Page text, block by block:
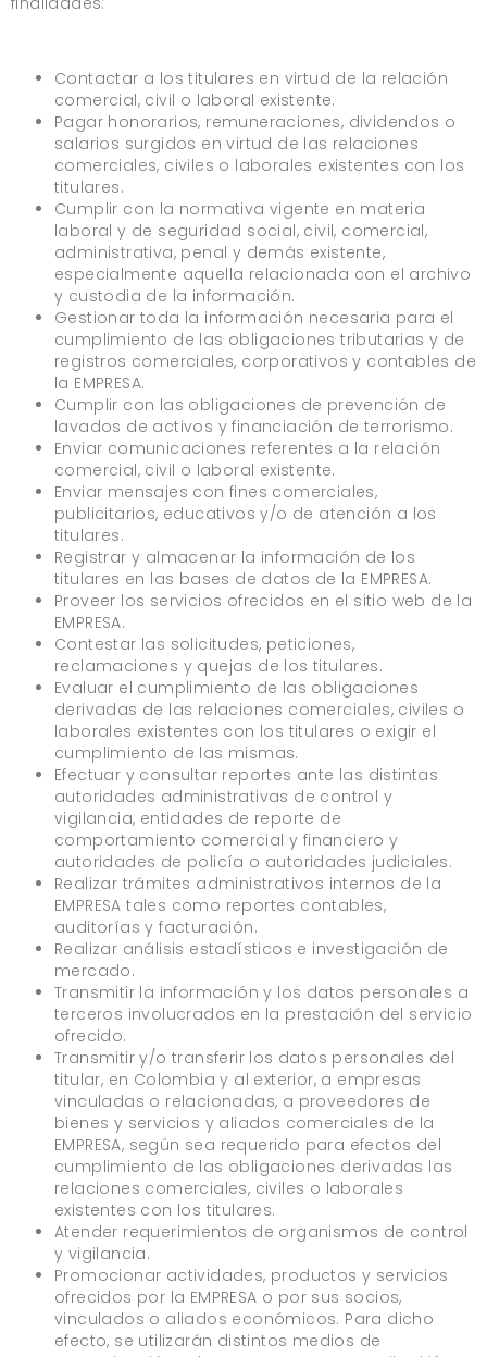
Contactar a los titulares en virtud de la relación
comercial, civil o laboral existente.
Pagar honorarios, remuneraciones, dividendos o
salarios surgidos en virtud de las relaciones
comerciales, civiles o laborales existentes con los
titulares.
Cumplir con la normativa vigente en materia
laboral y de seguridad social, civil, comercial,
administrativa, penal y demás existente,
especialmente aquella relacionada con el archivo
y custodia de la información.
Gestionar toda la información necesaria para el
cumplimiento de las obligaciones tributarias y de
registros comerciales, corporativos y contables de
la EMPRESA.
Cumplir con las obligaciones de prevención de
lavados de activos y financiación de terrorismo.
Enviar comunicaciones referentes a la relación
comercial, civil o laboral existente.
Enviar mensajes con fines comerciales,
publicitarios, educativos y/o de atención a los
titulares.
Registrar y almacenar la información de los
titulares en las bases de datos de la EMPRESA.
Proveer los servicios ofrecidos en el sitio web de la
EMPRESA.
Contestar las solicitudes, peticiones,
reclamaciones y quejas de los titulares.
Evaluar el cumplimiento de las obligaciones
derivadas de las relaciones comerciales, civiles o
laborales existentes con los titulares o exigir el
cumplimiento de las mismas.
Efectuar y consultar reportes ante las distintas
autoridades administrativas de control y
vigilancia, entidades de reporte de
comportamiento comercial y financiero y
autoridades de policía o autoridades judiciales.
Realizar trámites administrativos internos de la
EMPRESA tales como reportes contables,
auditorías y facturación.
Realizar análisis estadísticos e investigación de
mercado.
Transmitir la información y los datos personales a
terceros involucrados en la prestación del servicio
ofrecido.
Transmitir y/o transferir los datos personales del
titular, en Colombia y al exterior, a empresas
vinculadas o relacionadas, a proveedores de
bienes y servicios y aliados comerciales de la
EMPRESA, según sea requerido para efectos del
cumplimiento de las obligaciones derivadas las
relaciones comerciales, civiles o laborales
existentes con los titulares.
Atender requerimientos de organismos de control
y vigilancia.
Promocionar actividades, productos y servicios
ofrecidos por la EMPRESA o por sus socios,
vinculados o aliados económicos. Para dicho
efecto, se utilizarán distintos medios de